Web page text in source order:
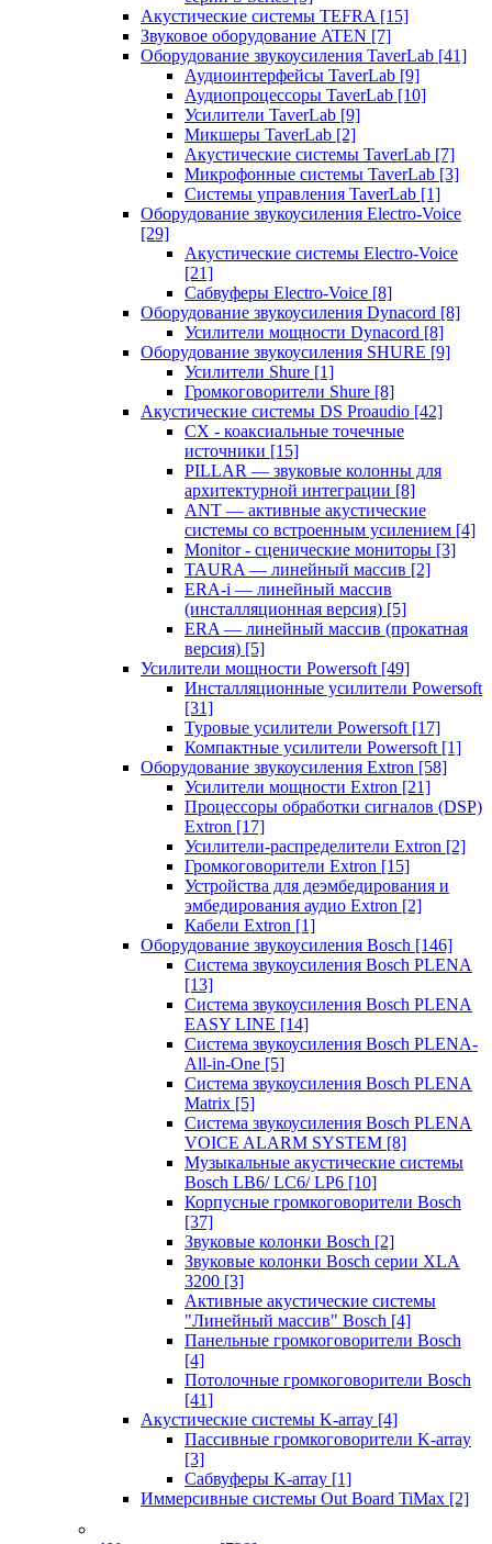
Акустические системы TEFRA [15]
Звуковое оборудование ATEN [7]
Оборудование звукоусиления TaverLab [41]
Аудиоинтерфейсы TaverLab [9]
Аудиопроцессоры TaverLab [10]
Усилители TaverLab [9]
Микшеры TaverLab [2]
Акустические системы TaverLab [7]
Микрофонные системы TaverLab [3]
Системы управления TaverLab [1]
Оборудование звукоусиления Electro-Voice
[29]
Акустические системы Electro-Voice
[21]
Сабвуферы Electro-Voice [8]
Оборудование звукоусиления Dynacord [8]
Усилители мощности Dynacord [8]
Оборудование звукоусиления SHURE [9]
Усилители Shure [1]
Громкоговорители Shure [8]
Акустические системы DS Proaudio [42]
CX - коаксиальные точечные
источники [15]
PILLAR — звуковые колонны для
архитектурной интеграции [8]
ANT — активные акустические
системы со встроенным усилением [4]
Monitor - сценические мониторы [3]
TAURA — линейный массив [2]
ERA-i — линейный массив
(инсталляционная версия) [5]
ERA — линейный массив (прокатная
версия) [5]
Усилители мощности Powersoft [49]
Инсталляционные усилители Powersoft
[31]
Туровые усилители Powersoft [17]
Компактные усилители Powersoft [1]
Оборудование звукоусиления Extron [58]
Усилители мощности Extron [21]
Процессоры обработки сигналов (DSP)
Extron [17]
Усилители-распределители Extron [2]
Громкоговорители Extron [15]
Устройства для деэмбедирования и
эмбедирования аудио Extron [2]
Кабели Extron [1]
Оборудование звукоусиления Bosch [146]
Система звукоусиления Bosch PLENA
[13]
Система звукоусиления Bosch PLENA
EASY LINE [14]
Система звукоусиления Bosch PLENA-
All-in-One [5]
Система звукоусиления Bosch PLENA
Matrix [5]
Система звукоусиления Bosch PLENA
VOICE ALARM SYSTEM [8]
Музыкальные акустические системы
Bosch LB6/ LC6/ LP6 [10]
Корпусные громкоговорители Bosch
[37]
Звуковые колонки Bosch [2]
Звуковые колонки Bosch серии XLA
3200 [3]
Активные акустические системы
"Линейный массив" Bosch [4]
Панельные громкоговорители Bosch
[4]
Потолочные громкоговорители Bosch
[41]
Акустические системы K-array [4]
Пассивные громкоговорители K-array
[3]
Сабвуферы K-array [1]
Иммерсивные системы Out Board TiMax [2]